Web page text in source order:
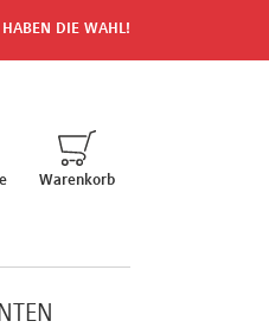
HABEN DIE WAHL!
Warenkorb